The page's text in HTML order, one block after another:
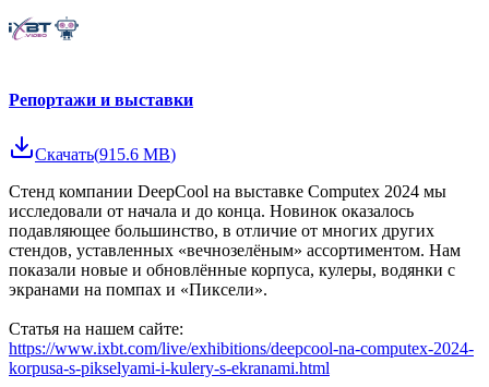
Репортажи и выставки
Скачать(915.6 MB)
Стенд компании DeepCool на выставке Computex 2024 мы
исследовали от начала и до конца. Новинок оказалось
подавляющее большинство, в отличие от многих других
стендов, уставленных «вечнозелёным» ассортиментом. Нам
показали новые и обновлённые корпуса, кулеры, водянки с
экранами на помпах и «Пиксели».
Статья на нашем сайте:
https://www.ixbt.com/live/exhibitions/deepcool-na-computex-2024-
korpusa-s-pikselyami-i-kulery-s-ekranami.html